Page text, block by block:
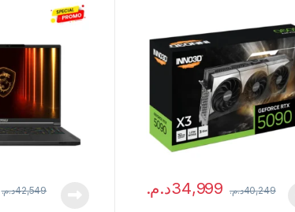
42,549د.م. 34,999د.م. 40,249د.م.